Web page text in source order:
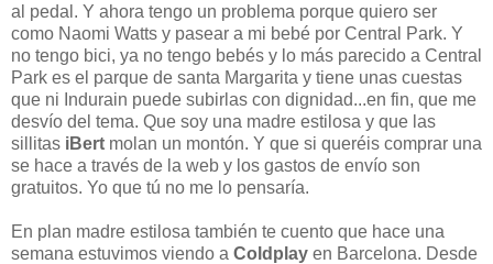
al pedal. Y ahora tengo un problema porque quiero ser
como Naomi Watts y pasear a mi bebé por Central Park. Y
no tengo bici, ya no tengo bebés y lo más parecido a Central
Park es el parque de santa Margarita y tiene unas cuestas
que ni Indurain puede subirlas con dignidad...en fin, que me
desvío del tema. Que soy una madre estilosa y que las
sillitas iBert molan un montón. Y que si queréis comprar una
se hace a través de la web y los gastos de envío son
gratuitos. Yo que tú no me lo pensaría.
En plan madre estilosa también te cuento que hace una
semana estuvimos viendo a Coldplay en Barcelona. Desde